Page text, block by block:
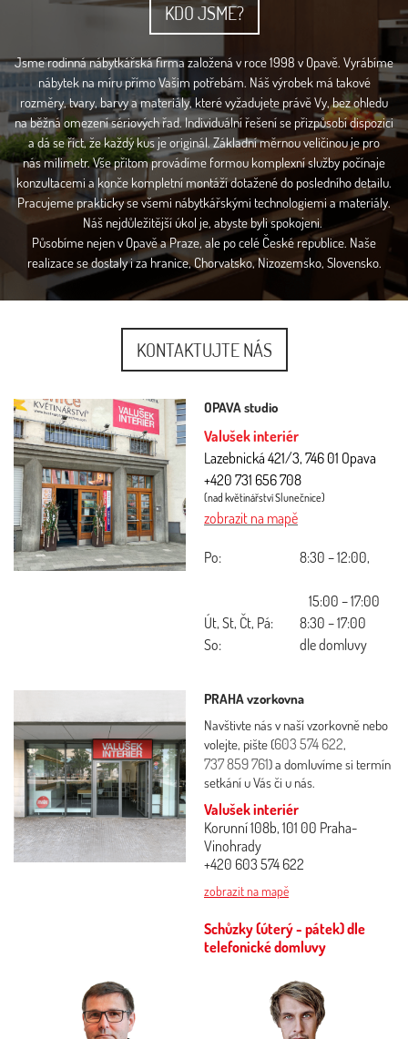
KDO JSME?
Jsme rodinná nábytkářská firma založená v roce 1998 v Opavě. Vyrábíme
nábytek na míru přímo Vašim potřebám. Náš výrobek má takové
rozměry, tvary, barvy a materiály, které vyžadujete právě Vy, bez ohledu
na běžná omezení sériových řad. Individuální řešení se přizpůsobí dispozici
a dá se říct, že každý kus je originál. Základní měrnou veličinou je pro
nás milimetr. Vše přitom provádíme formou komplexní služby počínaje
konzultacemi a konče kompletní montáží dotažené do posledního detailu.
Pracujeme prakticky se všemi nábytkářskými technologiemi a materiály.
Náš nejdůležitější úkol je, abyste byli spokojeni.
Působíme nejen v Opavě a Praze, ale po celé České republice. Naše
realizace se dostaly i za hranice, Chorvatsko, Nizozemsko, Slovensko.
KONTAKTUJTE NÁS
OPAVA studio
Valušek interiér
Lazebnická 421/3, 746 01 Opava
+420 731 656 708
(nad květinářství Slunečnice)
zobrazit na mapě
Po: 8:30 – 12:00,
15:00 – 17:00
Út, St, Čt, Pá:
8:30 – 17:00
So:
dle domluvy
PRAHA vzorkovna
Navštivte nás v naší vzorkovně nebo
volejte, pište (603 574 622,
737 859 761) a domluvíme si termín
setkání u Vás či u nás.
Valušek interiér
Korunní 108b, 101 00 Praha-
Vinohrady
+420 603 574 622
zobrazit na mapě
Schůzky (úterý - pátek) dle
telefonické domluvy